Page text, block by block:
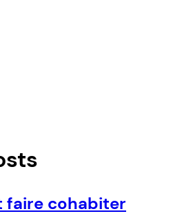
faire cohabiter